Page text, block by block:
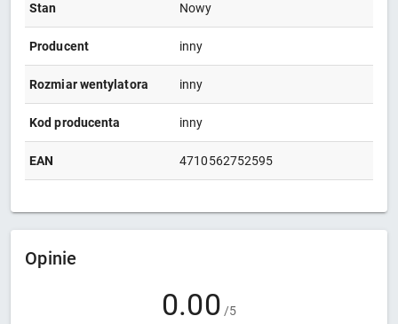
Stan Nowy
Producent inny
Rozmiar wentylatora inny
Kod producenta inny
EAN 4710562752595
Opinie
0.00 /5